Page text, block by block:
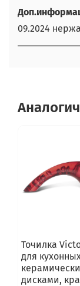
09.2024
Точилка
для
дисками,